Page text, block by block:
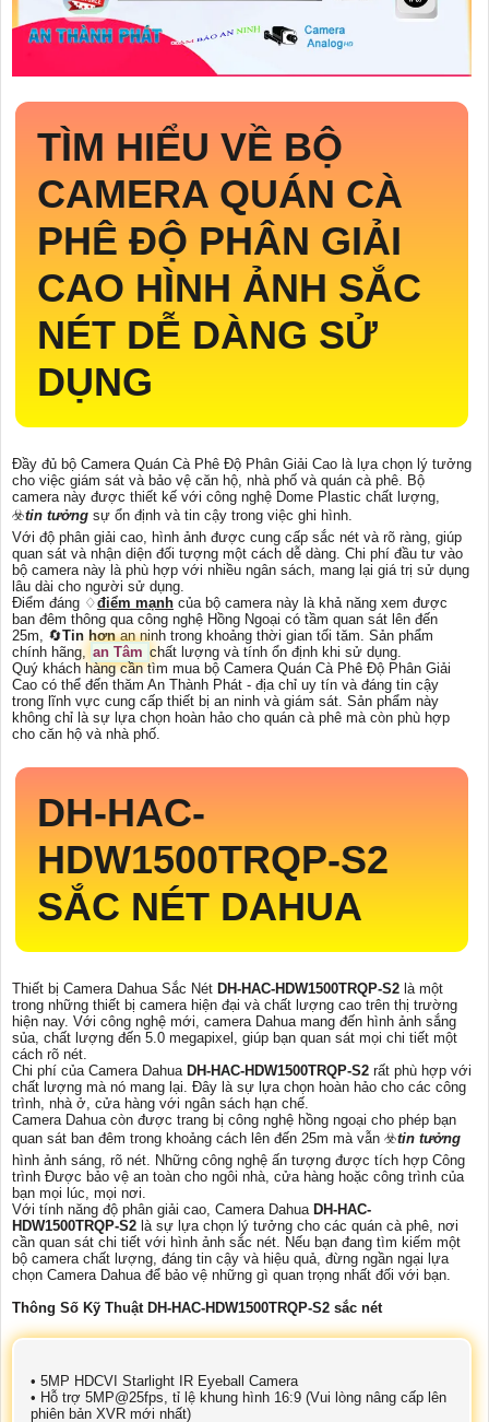
TÌM HIỂU VỀ BỘ
CAMERA QUÁN CÀ
PHÊ ĐỘ PHÂN GIẢI
CAO HÌNH ẢNH SẮC
NÉT DỄ DÀNG SỬ
DỤNG
Đầy đủ bộ Camera Quán Cà Phê Độ Phân Giải Cao là lựa chọn lý tưởng
cho việc giám sát và bảo vệ căn hộ, nhà phố và quán cà phê. Bộ
camera này được thiết kế với công nghệ Dome Plastic chất lượng,
☣️tin tưởng sự ổn định và tin cậy trong việc ghi hình.
Với độ phân giải cao, hình ảnh được cung cấp sắc nét và rõ ràng, giúp
quan sát và nhận diện đối tượng một cách dễ dàng. Chi phí đầu tư vào
bộ camera này là phù hợp với nhiều ngân sách, mang lại giá trị sử dụng
lâu dài cho người sử dụng.
Điểm đáng ♢điểm mạnh của bộ camera này là khả năng xem được
ban đêm thông qua công nghệ Hồng Ngoại có tầm quan sát lên đến
25m, 🔄Tin hơnan ninh trong khoảng thời gian tối tăm. Sản phẩm
chính hãng, an Tâm chất lượng và tính ổn định khi sử dụng.
Quý khách hàng cần tìm mua bộ Camera Quán Cà Phê Độ Phân Giải
Cao có thể đến thăm An Thành Phát - địa chỉ uy tín và đáng tin cậy
trong lĩnh vực cung cấp thiết bị an ninh và giám sát. Sản phẩm này
không chỉ là sự lựa chọn hoàn hảo cho quán cà phê mà còn phù hợp
cho căn hộ và nhà phố.
DH-HAC-
HDW1500TRQP-S2
SẮC NÉT DAHUA
Thiết bị Camera Dahua Sắc Nét DH-HAC-HDW1500TRQP-S2 là một
trong những thiết bị camera hiện đại và chất lượng cao trên thị trường
hiện nay. Với công nghệ mới, camera Dahua mang đến hình ảnh sắng
sủa, chất lượng đến 5.0 megapixel, giúp bạn quan sát mọi chi tiết một
cách rõ nét.
Chi phí của Camera Dahua DH-HAC-HDW1500TRQP-S2 rất phù hợp với
chất lượng mà nó mang lại. Đây là sự lựa chọn hoàn hảo cho các công
trình, nhà ở, cửa hàng với ngân sách hạn chế.
Camera Dahua còn được trang bị công nghệ hồng ngoại cho phép bạn
quan sát ban đêm trong khoảng cách lên đến 25m mà vẫn ☣️tin tưởng
hình ảnh sáng, rõ nét. Những công nghệ ấn tượng được tích hợp Công
trình Được bảo vệ an toàn cho ngôi nhà, cửa hàng hoặc công trình của
bạn mọi lúc, mọi nơi.
Với tính năng độ phân giải cao, Camera Dahua DH-HAC-
HDW1500TRQP-S2 là sự lựa chọn lý tưởng cho các quán cà phê, nơi
cần quan sát chi tiết với hình ảnh sắc nét. Nếu bạn đang tìm kiếm một
bộ camera chất lượng, đáng tin cậy và hiệu quả, đừng ngần ngại lựa
chọn Camera Dahua để bảo vệ những gì quan trọng nhất đối với bạn.
Thông Số Kỹ Thuật DH-HAC-HDW1500TRQP-S2 sắc nét
• 5MP HDCVI Starlight IR Eyeball Camera
• Hỗ trợ 5MP@25fps, tỉ lệ khung hình 16:9 (Vui lòng nâng cấp lên
phiên bản XVR mới nhất)